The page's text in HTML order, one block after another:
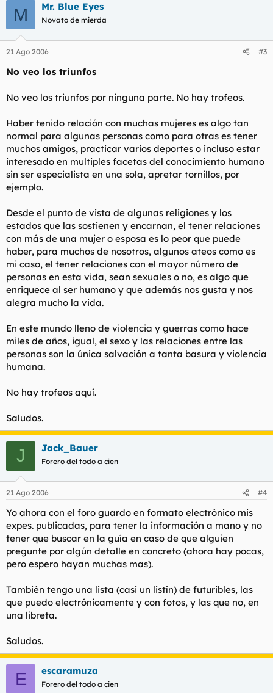
M Mr. Blue Eyes
Novato de mierda
21 Ago 2006 #3
No veo los triunfos
No veo los triunfos por ninguna parte. No hay trofeos.
Haber tenido relación con muchas mujeres es algo tan
normal para algunas personas como para otras es tener
muchos amigos, practicar varios deportes o incluso estar
interesado en multiples facetas del conocimiento humano
sin ser especialista en una sola, apretar tornillos, por
ejemplo.
Desde el punto de vista de algunas religiones y los
estados que las sostienen y encarnan, el tener relaciones
con más de una mujer o esposa es lo peor que puede
haber, para muchos de nosotros, algunos ateos como es
mi caso, el tener relaciones con el mayor número de
personas en esta vida, sean sexuales o no, es algo que
enriquece al ser humano y que además nos gusta y nos
alegra mucho la vida.
En este mundo lleno de violencia y guerras como hace
miles de años, igual, el sexo y las relaciones entre las
personas son la única salvación a tanta basura y violencia
humana.
No hay trofeos aquí.
Saludos.
J Jack_Bauer
Forero del todo a cien
21 Ago 2006 #4
Yo ahora con el foro guardo en formato electrónico mis
expes. publicadas, para tener la información a mano y no
tener que buscar en la guía en caso de que alguien
pregunte por algún detalle en concreto (ahora hay pocas,
pero espero hayan muchas mas).
También tengo una lista (casi un listín) de futuribles, las
que puedo electrónicamente y con fotos, y las que no, en
una libreta.
Saludos.
E escaramuza
Forero del todo a cien